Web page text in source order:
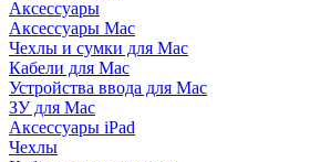
Аксессуары
Аксессуары Mac
Чехлы и сумки для Mac
Кабели для Mac
Устройства ввода для Mac
ЗУ для Mac
Аксессуары iPad
Чехлы